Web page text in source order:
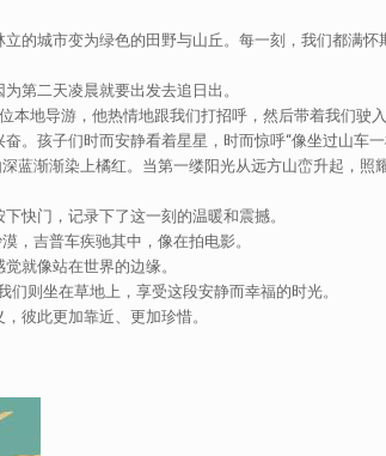
的城市变为绿色的田野与山丘。每一刻，我们都满
第二天凌晨就要出发去追日出。
地导游，他热情地跟我们打招呼，然后带着我们驶入
。孩子们时而安静看着星星，时而惊呼“像坐过山车一
蓝渐渐染上橘红。当第一缕阳光从远方山峦升起，照
快门，记录下了这一刻的温暖和震撼。
，吉普车疾驰其中，像在拍电影。
就像站在世界的边缘。
则坐在草地上，享受这段安静而幸福的时光。
彼此更加靠近、更加珍惜。